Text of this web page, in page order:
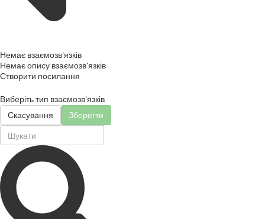
Немає взаємозв'язків
Немає опису взаємозв'язків
Створити посилання
Виберіть тип взаємозв'язків
Скасування
Зберегти